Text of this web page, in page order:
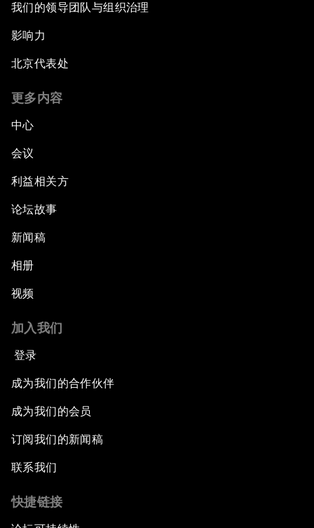
我们的领导团队与组织治理
影响力
北京代表处
更多内容
中心
会议
利益相关方
论坛故事
新闻稿
相册
视频
加入我们
登录
成为我们的合作伙伴
成为我们的会员
订阅我们的新闻稿
联系我们
快捷链接